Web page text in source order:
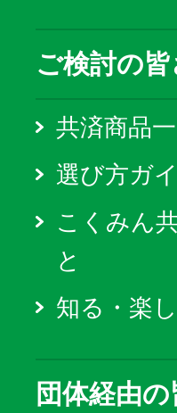
ご検討の皆
共済商品
選び方ガ
こくみん
と
知る・楽
団体経由の